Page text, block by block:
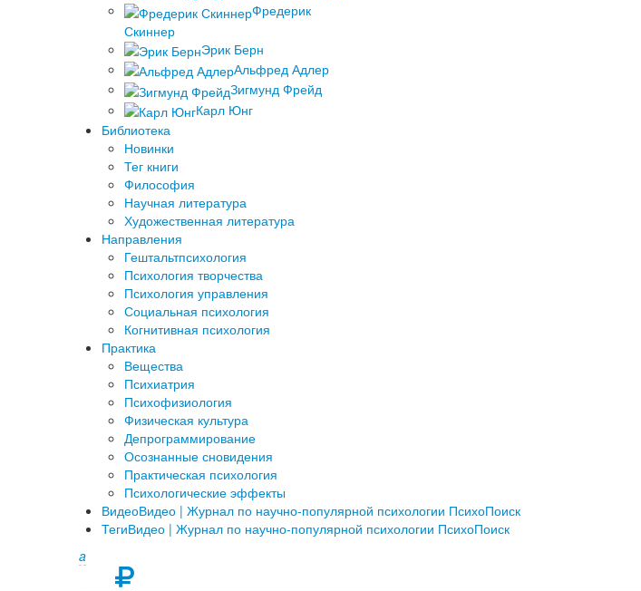
Фредерик
Скиннер
Эрик Берн
Альфред Адлер
Зигмунд Фрейд
Карл Юнг
Библиотека
Новинки
Тег книги
Философия
Научная литература
Художественная литература
Направления
Гештальтпсихология
Психология творчества
Психология управления
Социальная психология
Когнитивная психология
Практика
Вещества
Психиатрия
Психофизиология
Физическая культура
Депрограммирование
Осознанные сновидения
Практическая психология
Психологические эффекты
ВидеоВидео | Журнал по научно-популярной психологии ПсихоПоиск
ТегиВидео | Журнал по научно-популярной психологии ПсихоПоиск
a